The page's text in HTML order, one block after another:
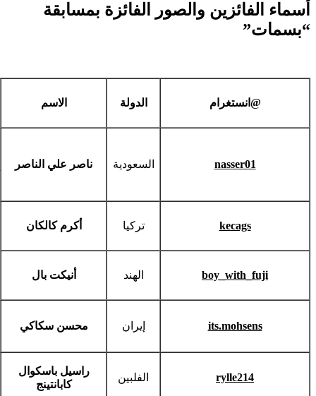
أسماء الفائزين والصور الفائزة بمسابقة
“بسمات”
@انستغرام الدولة الاسم
nasser01 السعودية ناصر علي الناصر
kecags تركيا أكرم كالكان
boy_with_fuji الهند أنيكت بال
its.mohsens إيران محسن سكاكي
rylle214 الفلبين
راسيل باسكوال
كابانتينج